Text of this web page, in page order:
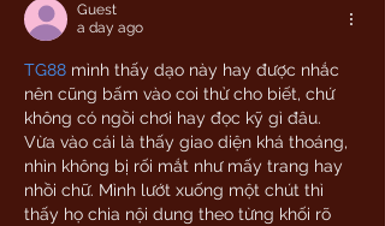
Guest
a day ago
TG88 mình thấy dạo này hay được nhắc
nên cũng bấm vào coi thử cho biết, chứ
không có ngồi chơi hay đọc kỹ gì đâu.
Vừa vào cái là thấy giao diện khá thoáng,
nhìn không bị rối mắt như mấy trang hay
nhồi chữ. Mình lướt xuống một chút thì
thấy họ chia nội dung theo từng khối rõ